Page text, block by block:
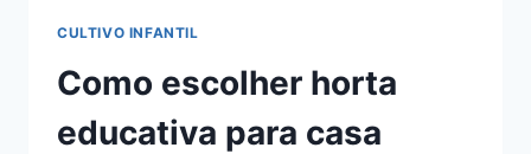
CULTIVO INFANTIL
Como escolher horta
educativa para casa